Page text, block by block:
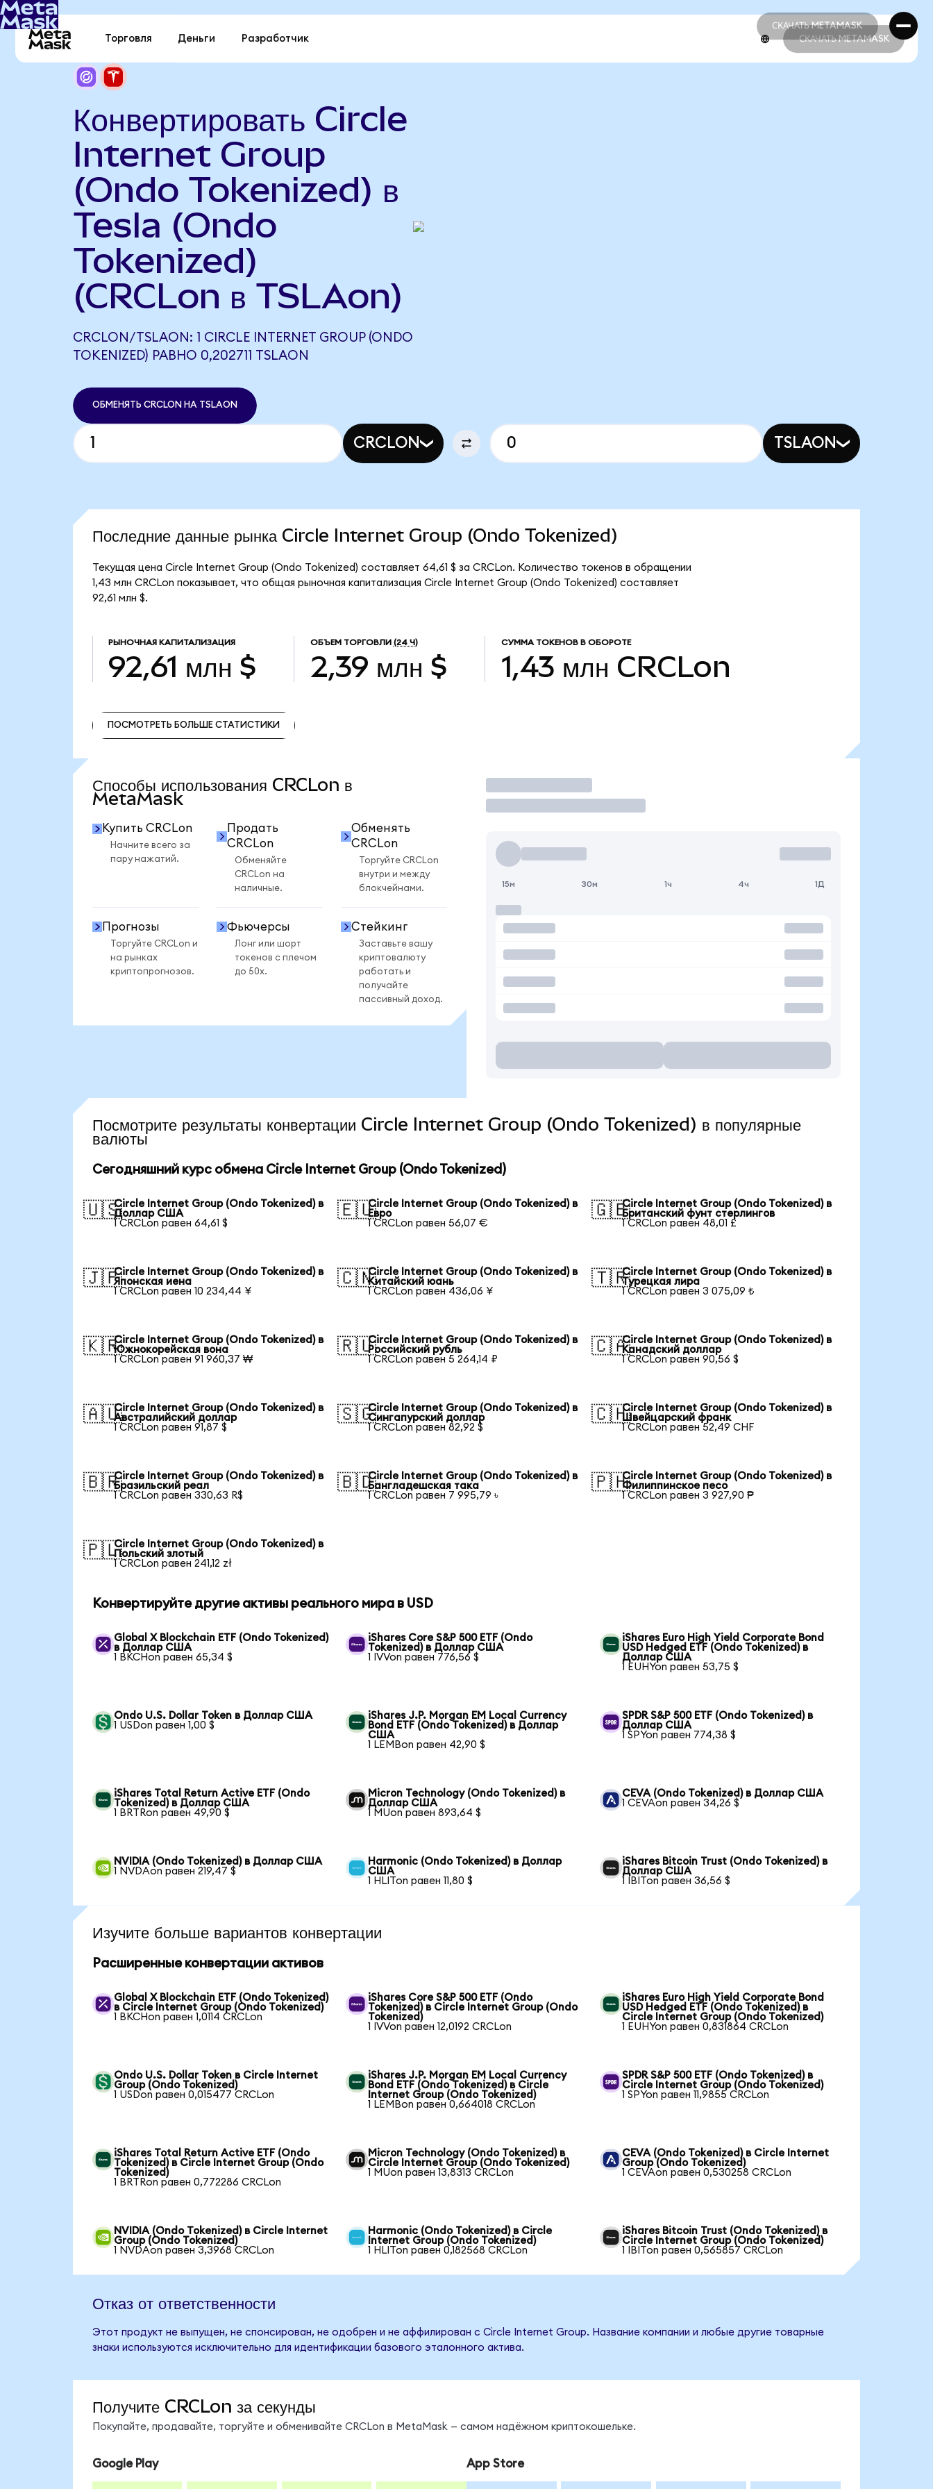
СКАЧАТЬ METAMASK
СКАЧАТЬ METAMASK
Торговля Деньги Разработчик СКАЧАТЬ METAMASK
Конвертировать Circle
Internet Group
(Ondo Tokenized) в
Tesla (Ondo
Tokenized)
(CRCLon в TSLAon)
CRCLON/TSLAON: 1 CIRCLE INTERNET GROUP (ONDO
TOKENIZED) РАВНО 0,202711 TSLAON
ОБМЕНЯТЬ CRCLON НА TSLAON
CRCLON TSLAON
Последние данные рынка Circle Internet Group (Ondo Tokenized)
Текущая цена Circle Internet Group (Ondo Tokenized) составляет 64,61 $ за CRCLon. Количество токенов в обращении
1,43 млн CRCLon показывает, что общая рыночная капитализация Circle Internet Group (Ondo Tokenized) составляет
92,61 млн $.
РЫНОЧНАЯ КАПИТАЛИЗАЦИЯ
92,61 млн $
ОБЪЕМ ТОРГОВЛИ (24 Ч)
2,39 млн $
СУММА ТОКЕНОВ В ОБОРОТЕ
1,43 млн CRCLon
ПОСМОТРЕТЬ БОЛЬШЕ СТАТИСТИКИ
Способы использования CRCLon в
MetaMask
Купить CRCLon
Начните всего за
пару нажатий.
Продать
CRCLon
Обменяйте
CRCLon на
наличные.
Обменять
CRCLon
Торгуйте CRCLon
внутри и между
блокчейнами.
Прогнозы
Торгуйте CRCLon и
на рынках
криптопрогнозов.
Фьючерсы
Лонг или шорт
токенов с плечом
до 50x.
Стейкинг
Заставьте вашу
криптовалюту
работать и
получайте
пассивный доход.
Торговать
15м 30м 1ч 4ч 1Д
Посмотрите результаты конвертации Circle Internet Group (Ondo Tokenized) в популярные
валюты
Сегодняшний курс обмена Circle Internet Group (Ondo Tokenized)
🇺🇸Circle Internet Group (Ondo Tokenized) в
Доллар США
1 CRCLon равен 64,61 $
🇪🇺Circle Internet Group (Ondo Tokenized) в
Евро
1 CRCLon равен 56,07 €
🇬🇧Circle Internet Group (Ondo Tokenized) в
Британский фунт стерлингов
1 CRCLon равен 48,01 £
🇯🇵Circle Internet Group (Ondo Tokenized) в
Японская иена
1 CRCLon равен 10 234,44 ¥
🇨🇳Circle Internet Group (Ondo Tokenized) в
Китайский юань
1 CRCLon равен 436,06 ¥
🇹🇷Circle Internet Group (Ondo Tokenized) в
Турецкая лира
1 CRCLon равен 3 075,09 ₺
🇰🇷Circle Internet Group (Ondo Tokenized) в
Южнокорейская вона
1 CRCLon равен 91 960,37 ₩
🇷🇺Circle Internet Group (Ondo Tokenized) в
Российский рубль
1 CRCLon равен 5 264,14 ₽
🇨🇦Circle Internet Group (Ondo Tokenized) в
Канадский доллар
1 CRCLon равен 90,56 $
🇦🇺Circle Internet Group (Ondo Tokenized) в
Австралийский доллар
1 CRCLon равен 91,87 $
🇸🇬Circle Internet Group (Ondo Tokenized) в
Сингапурский доллар
1 CRCLon равен 82,92 $
🇨🇭Circle Internet Group (Ondo Tokenized) в
Швейцарский франк
1 CRCLon равен 52,49 CHF
🇧🇷Circle Internet Group (Ondo Tokenized) в
Бразильский реал
1 CRCLon равен 330,63 R$
🇧🇩Circle Internet Group (Ondo Tokenized) в
Бангладешская така
1 CRCLon равен 7 995,79 ৳
🇵🇭Circle Internet Group (Ondo Tokenized) в
Филиппинское песо
1 CRCLon равен 3 927,90 ₱
🇵🇱Circle Internet Group (Ondo Tokenized) в
Польский злотый
1 CRCLon равен 241,12 zł
Конвертируйте другие активы реального мира в USD
Global X Blockchain ETF (Ondo Tokenized)
в Доллар США
1 BKCHon равен 65,34 $
iShares Core S&P 500 ETF (Ondo
Tokenized) в Доллар США
1 IVVon равен 776,56 $
iShares Euro High Yield Corporate Bond
USD Hedged ETF (Ondo Tokenized) в
Доллар США
1 EUHYon равен 53,75 $
Ondo U.S. Dollar Token в Доллар США
1 USDon равен 1,00 $
iShares J.P. Morgan EM Local Currency
Bond ETF (Ondo Tokenized) в Доллар
США
1 LEMBon равен 42,90 $
SPDR S&P 500 ETF (Ondo Tokenized) в
Доллар США
1 SPYon равен 774,38 $
iShares Total Return Active ETF (Ondo
Tokenized) в Доллар США
1 BRTRon равен 49,90 $
Micron Technology (Ondo Tokenized) в
Доллар США
1 MUon равен 893,64 $
CEVA (Ondo Tokenized) в Доллар США
1 CEVAon равен 34,26 $
NVIDIA (Ondo Tokenized) в Доллар США
1 NVDAon равен 219,47 $
Harmonic (Ondo Tokenized) в Доллар
США
1 HLITon равен 11,80 $
iShares Bitcoin Trust (Ondo Tokenized) в
Доллар США
1 IBITon равен 36,56 $
Изучите больше вариантов конвертации
Расширенные конвертации активов
Global X Blockchain ETF (Ondo Tokenized)
в Circle Internet Group (Ondo Tokenized)
1 BKCHon равен 1,0114 CRCLon
iShares Core S&P 500 ETF (Ondo
Tokenized) в Circle Internet Group (Ondo
Tokenized)
1 IVVon равен 12,0192 CRCLon
iShares Euro High Yield Corporate Bond
USD Hedged ETF (Ondo Tokenized) в
Circle Internet Group (Ondo Tokenized)
1 EUHYon равен 0,831864 CRCLon
Ondo U.S. Dollar Token в Circle Internet
Group (Ondo Tokenized)
1 USDon равен 0,015477 CRCLon
iShares J.P. Morgan EM Local Currency
Bond ETF (Ondo Tokenized) в Circle
Internet Group (Ondo Tokenized)
1 LEMBon равен 0,664018 CRCLon
SPDR S&P 500 ETF (Ondo Tokenized) в
Circle Internet Group (Ondo Tokenized)
1 SPYon равен 11,9855 CRCLon
iShares Total Return Active ETF (Ondo
Tokenized) в Circle Internet Group (Ondo
Tokenized)
1 BRTRon равен 0,772286 CRCLon
Micron Technology (Ondo Tokenized) в
Circle Internet Group (Ondo Tokenized)
1 MUon равен 13,8313 CRCLon
CEVA (Ondo Tokenized) в Circle Internet
Group (Ondo Tokenized)
1 CEVAon равен 0,530258 CRCLon
NVIDIA (Ondo Tokenized) в Circle Internet
Group (Ondo Tokenized)
1 NVDAon равен 3,3968 CRCLon
Harmonic (Ondo Tokenized) в Circle
Internet Group (Ondo Tokenized)
1 HLITon равен 0,182568 CRCLon
iShares Bitcoin Trust (Ondo Tokenized) в
Circle Internet Group (Ondo Tokenized)
1 IBITon равен 0,565857 CRCLon
Отказ от ответственности
Этот продукт не выпущен, не спонсирован, не одобрен и не аффилирован с Circle Internet Group. Название компании и любые другие товарные
знаки используются исключительно для идентификации базового эталонного актива.
Получите CRCLon за секунды
Покупайте, продавайте, торгуйте и обменивайте CRCLon в MetaMask — самом надёжном криптокошельке.
Google Play App Store